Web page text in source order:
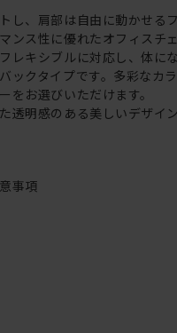
し、肩部は自由に動かせる
ンス性に優れたオフィスチ
レキシブルに対応し、体に
ックタイプです。多彩なカ
をお選びいただけます。
透明感のある美しいデザイ
事項